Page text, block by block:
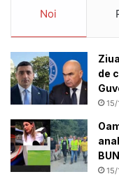
Noi
de